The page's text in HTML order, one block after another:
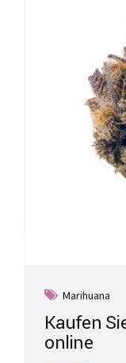
Marihuana
Kaufen
online